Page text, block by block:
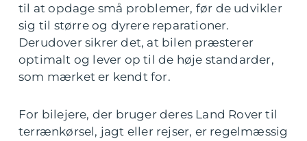
til at opdage små problemer, før de udvikler
sig til større og dyrere reparationer.
Derudover sikrer det, at bilen præsterer
optimalt og lever op til de høje standarder,
som mærket er kendt for.
For bilejere, der bruger deres Land Rover til
terrænkørsel, jagt eller rejser, er regelmæssig